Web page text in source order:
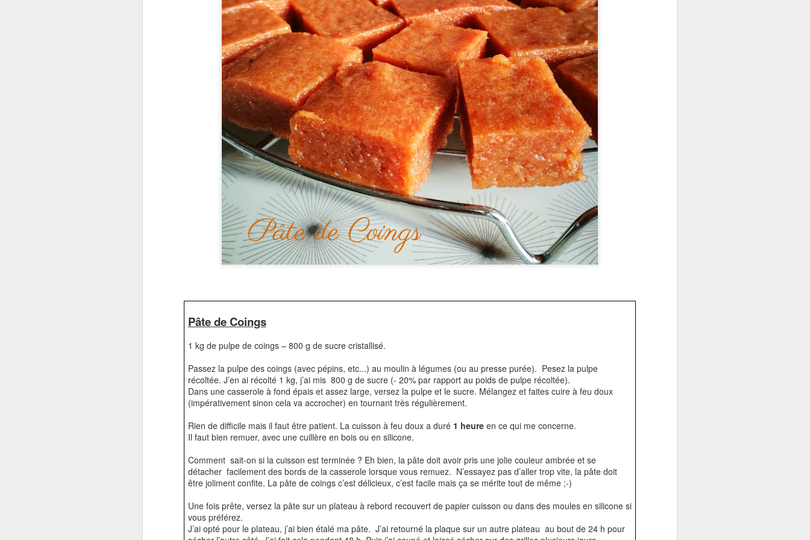
Pâte de Coings
1 kg de pulpe de coings – 800 g de sucre cristallisé.
Passez la pulpe des coings (avec pépins, etc...) au moulin à légumes (ou au presse purée). Pesez la pulpe
récoltée. J’en ai récolté 1 kg, j’ai mis 800 g de sucre (- 20% par rapport au poids de pulpe récoltée).
Dans une casserole à fond épais et assez large, versez la pulpe et le sucre. Mélangez et faites cuire à feu doux
(impérativement sinon cela va accrocher) en tournant très régulièrement.
Rien de difficile mais il faut être patient. La cuisson à feu doux a duré 1 heureen ce qui me concerne.
Il faut bien remuer, avec une cuillère en bois ou en silicone.
Comment sait-on si la cuisson est terminée ? Eh bien, la pâte doit avoir pris une jolie couleur ambrée et se
détacher facilement des bords de la casserole lorsque vous remuez. N’essayez pas d’aller trop vite, la pâte doit
être joliment confite. La pâte de coings c’est délicieux, c’est facile mais ça se mérite tout de même ;-)
Une fois prête, versez la pâte sur un plateau à rebord recouvert de papier cuisson ou dans des moules en silicone si
vous préférez.
J’ai opté pour le plateau, j’ai bien étalé ma pâte. J’ai retourné la plaque sur un autre plateau au bout de 24 h pour
après avoir remporté tant de récompenses à travers le monde en
commençant par La Palme d'Or à Cannes, par pure coïncidence, ma
première recette de retour au blog est une recette coréenne. Si elle
avait été inspirée par le film, cela aurait été du Jjapaguri, plat de
nouilles dont il est fortement question dans Parasite.
JAN
28
Bonne Année 2020!
Cela fait longtemps, trop longtemps que je ne suis pas venue par
ici.... Tout d'abord, je suis encore dans les délais, je vous
souhaite à tous une très belle année 2020! Qu'elle vous soit aussi
douce que possible et qu'elle vous garde en santé!
Après dix années de blog, j'avoue avoir éprouvé en 2019 une certaine
lassitude...Je n'avais pas arrêté de cuisiner évidemment mais cela
n'occupait plus autant mes pensées...J'avais envie d'autre chose,
d'ailleurs...
FEB
28
Cornets Party Tupperware #concours
donc participé à un atelier culinaire pour découvrir ce "Cornets Party",
petites brochures de promotions et d'éditions limitées ou collector.
FEB
5
Joues de Porc à la Bière à la Cocotte Minute
Une recette qui me tient à coeur,vraiment fondante, économique
réconfortant comme on les aime en cette saison.
JAN Liqueur Café Chocolat